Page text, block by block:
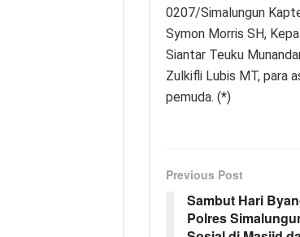
0207/Simalungun
Symon Morris SH,
Siantar Teuku
Zulkifli Lubis MT, para
pemuda. (*)
Previous Post
Sambut Hari
Polres